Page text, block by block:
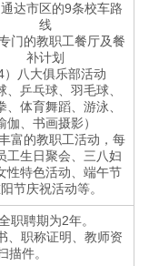
通达市区的9条校车路
线
专门的教职工餐厅及餐
补计划
4）八大俱乐部活动
、乒乓球、羽毛球、
、体育舞蹈、游泳、
伽、书画摄影）
丰富的教职工活动，每
工生日聚会、三八妇
性特色活动、端午节
节庆祝活动等。
职聘期为2年。
、职称证明、教师资
描件。